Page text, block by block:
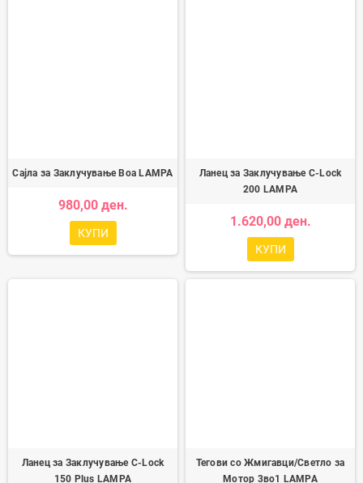
Сајла за Заклучување Boa LAMPA
980,00 ден.
КУПИ
Ланец за Заклучување C-Lock
200 LAMPA
1.620,00 ден.
КУПИ
Ланец за Заклучување C-Lock
150 Plus LAMPA
Тегови со Жмигавци/Светло за
Мотор 3во1 LAMPA